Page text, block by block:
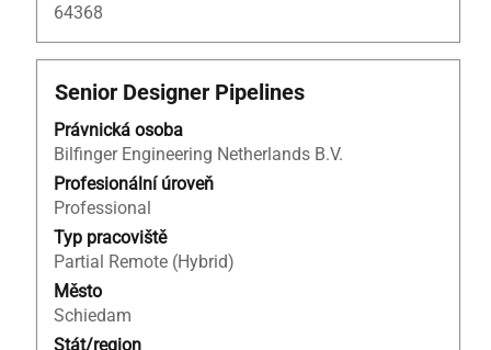
64368
Titul
Senior Designer Pipelines
Právnická osoba
Bilfinger Engineering Netherlands B.V.
Profesionální úroveň
Professional
Typ pracoviště
Partial Remote (Hybrid)
Město
Schiedam
Stát/region
Vyberte
zobrazení
veškerých
informací
o
profesi.